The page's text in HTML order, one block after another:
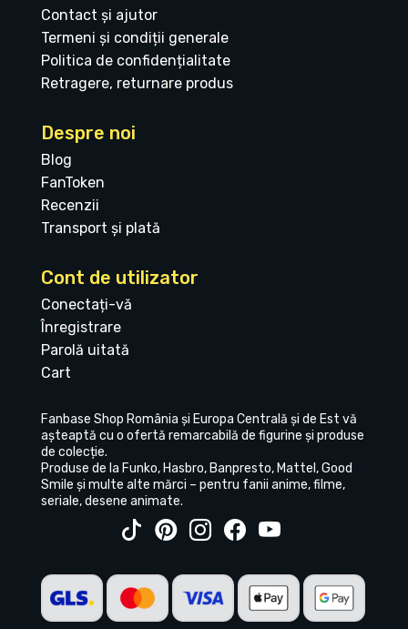
Contact și ajutor
Termeni și condiții generale
Politica de confidențialitate
Retragere, returnare produs
Despre noi
Blog
FanToken
Recenzii
Transport și plată
Cont de utilizator
Conectați-vă
Înregistrare
Parolă uitată
Cart
Fanbase Shop România și Europa Centrală și de Est vă
așteaptă cu o ofertă remarcabilă de figurine și produse
de colecție.
Produse de la Funko, Hasbro, Banpresto, Mattel, Good
Smile și multe alte mărci – pentru fanii anime, filme,
seriale, desene animate.